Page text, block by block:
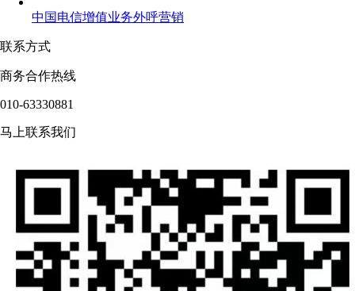
中国电信增值业务外呼营销
联系方式
商务合作热线
010-63330881
马上联系我们